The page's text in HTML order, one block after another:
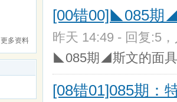
更多资料
[00错00]◣085
昨天 14:49 - 回复:5
◣085期◢斯文的面
[08错01]085期：